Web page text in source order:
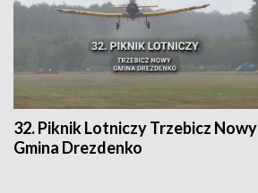
32. Piknik Lotniczy Trzebicz Nowy
Gmina Drezdenko